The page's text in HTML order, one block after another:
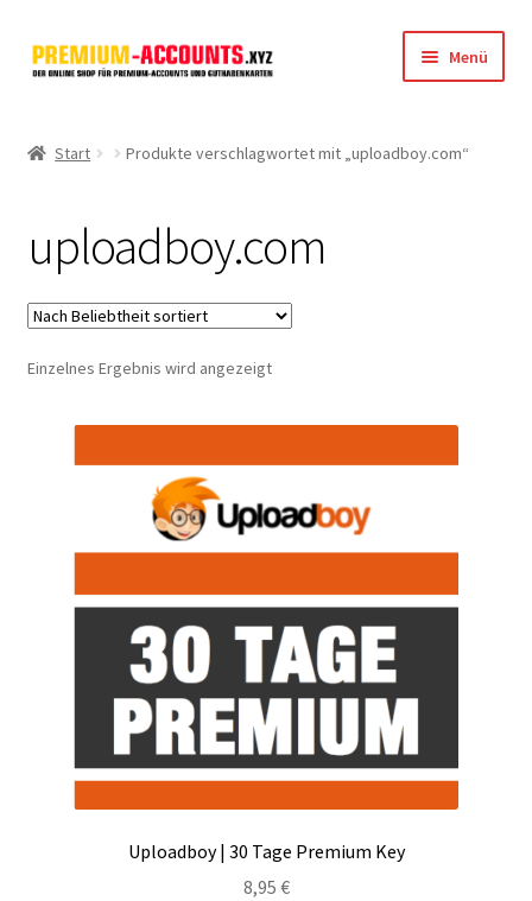
Zur
Navigation
Zum
Inhalt
Menü
FileJoker
Depositfiles
TakeFile
Filesmonster
Ex-Load
Start Produkte verschlagwortet mit „uploadboy.com“
uploadboy.com
Einzelnes Ergebnis wird angezeigt
Uploadboy | 30 Tage Premium Key
8,95 €